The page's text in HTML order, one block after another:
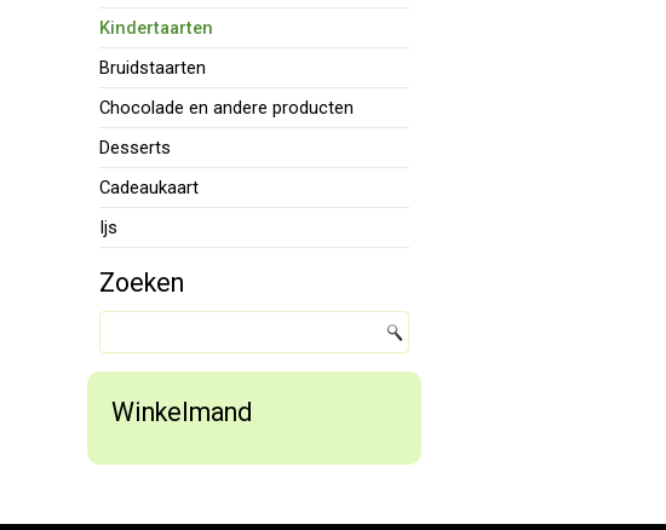
Kindertaarten
Bruidstaarten
Chocolade en andere producten
Desserts
Cadeaukaart
Ijs
Zoeken
Winkelmand